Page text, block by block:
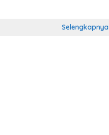
Selengkapnya